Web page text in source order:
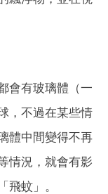
會有玻璃體（一
，不過在某些情
體中間變得不再
情況，就會有影
飛蚊」。